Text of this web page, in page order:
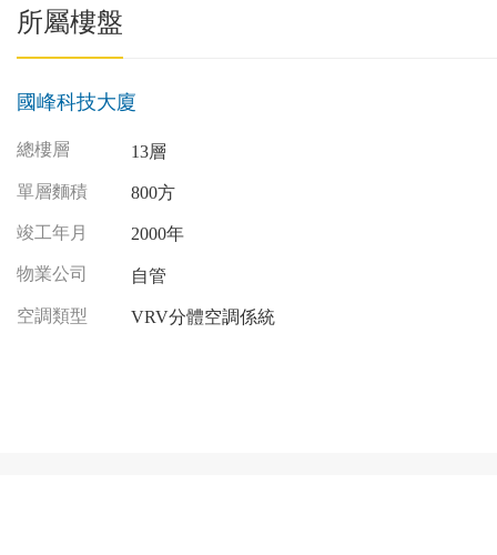
所屬樓盤
國峰科技大廈
總樓層 13層
單層麵積 800方
竣工年月 2000年
物業公司 自管
空調類型 VRV分體空調係統